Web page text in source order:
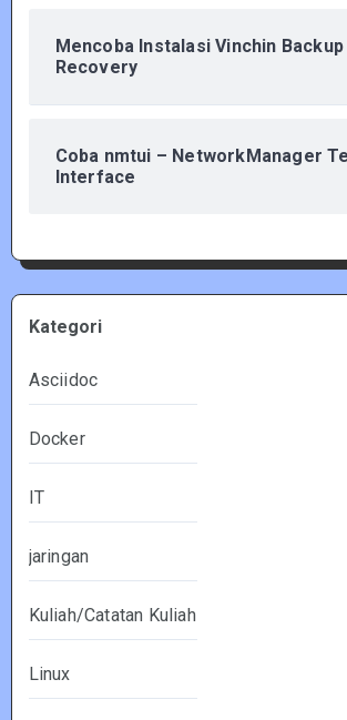
Mencoba Instalasi Vinchin Backup
Recovery
Coba nmtui – NetworkManager
Interface
Kategori
Asciidoc
Docker
IT
jaringan
Kuliah/Catatan Kuliah
Linux